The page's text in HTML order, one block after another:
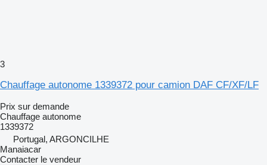
3
Chauffage autonome 1339372 pour camion DAF CF/XF/LF
Prix sur demande
Chauffage autonome
1339372
Portugal, ARGONCILHE
Manaiacar
Contacter le vendeur